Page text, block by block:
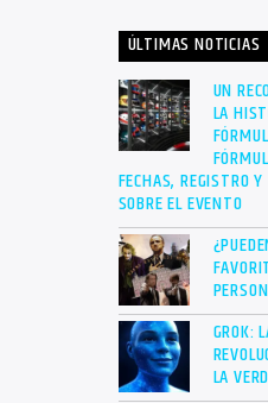
ÚLTIMAS NOTICIAS
UN
LA
FECHAS, REGISTRO
SOBRE EL EVENTO
GROK:
LA